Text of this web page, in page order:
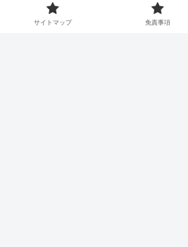
サイトマップ 免責事項